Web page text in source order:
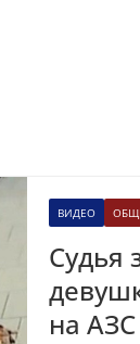
ВИДЕО
Судья
на